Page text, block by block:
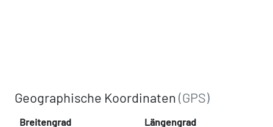
Geographische Koordinaten(GPS)
Breitengrad Längengrad